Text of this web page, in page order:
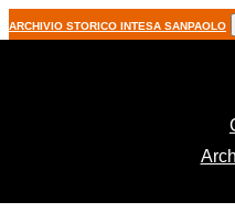
ARCHIVIO STORICO INTESA SANPAOLO